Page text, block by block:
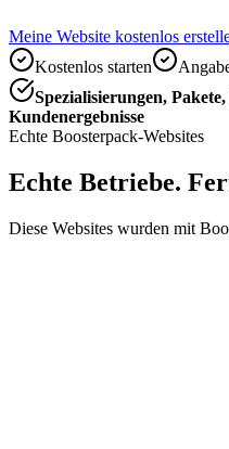
Meine Website kostenlos
Kostenlos starten
Spezialisierungen,
Kundenergebnisse
Echte Boosterpack-Websites
Echte Betriebe.
Diese Websites wurden mit